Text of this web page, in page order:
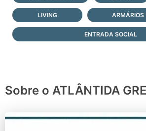
LIVING ARMÁRIOS
ENTRADA SOCIAL
Sobre o ATLÂNTIDA